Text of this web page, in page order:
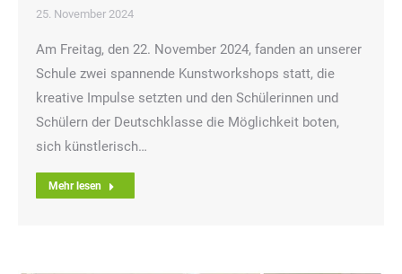
25. November 2024
Am Freitag, den 22. November 2024, fanden an unserer
Schule zwei spannende Kunstworkshops statt, die
kreative Impulse setzten und den Schülerinnen und
Schülern der Deutschklasse die Möglichkeit boten,
sich künstlerisch…
Mehr lesen